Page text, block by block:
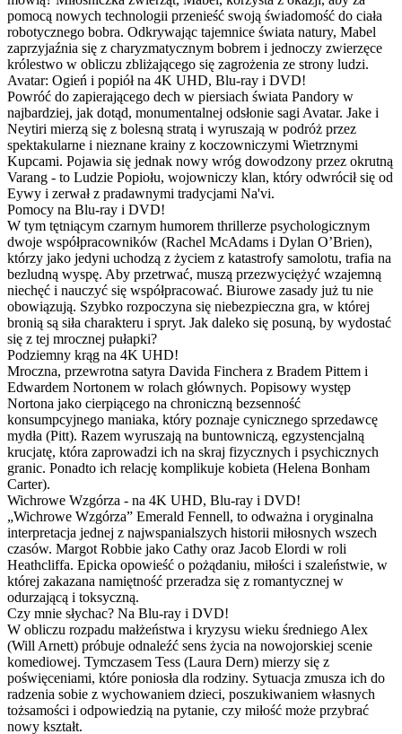
pomocą nowych technologii przenieść swoją świadomość do ciała
robotycznego bobra. Odkrywając tajemnice świata natury, Mabel
zaprzyjaźnia się z charyzmatycznym bobrem i jednoczy zwierzęce
królestwo w obliczu zbliżającego się zagrożenia ze strony ludzi.
Avatar: Ogień i popiół na 4K UHD, Blu-ray i DVD!
Powróć do zapierającego dech w piersiach świata Pandory w
najbardziej, jak dotąd, monumentalnej odsłonie sagi Avatar. Jake i
Neytiri mierzą się z bolesną stratą i wyruszają w podróż przez
spektakularne i nieznane krainy z koczowniczymi Wietrznymi
Kupcami. Pojawia się jednak nowy wróg dowodzony przez okrutną
Varang - to Ludzie Popiołu, wojowniczy klan, który odwrócił się od
Eywy i zerwał z pradawnymi tradycjami Na'vi.
Pomocy na Blu-ray i DVD!
W tym tętniącym czarnym humorem thrillerze psychologicznym
dwoje współpracowników (Rachel McAdams i Dylan O’Brien),
którzy jako jedyni uchodzą z życiem z katastrofy samolotu, trafia na
bezludną wyspę. Aby przetrwać, muszą przezwyciężyć wzajemną
niechęć i nauczyć się współpracować. Biurowe zasady już tu nie
obowiązują. Szybko rozpoczyna się niebezpieczna gra, w której
bronią są siła charakteru i spryt. Jak daleko się posuną, by wydostać
się z tej mrocznej pułapki?
Podziemny krąg na 4K UHD!
Mroczna, przewrotna satyra Davida Finchera z Bradem Pittem i
Edwardem Nortonem w rolach głównych. Popisowy występ
Nortona jako cierpiącego na chroniczną bezsenność
konsumpcyjnego maniaka, który poznaje cynicznego sprzedawcę
mydła (Pitt). Razem wyruszają na buntowniczą, egzystencjalną
krucjatę, która zaprowadzi ich na skraj fizycznych i psychicznych
granic. Ponadto ich relację komplikuje kobieta (Helena Bonham
Carter).
Wichrowe Wzgórza - na 4K UHD, Blu-ray i DVD!
„Wichrowe Wzgórza” Emerald Fennell, to odważna i oryginalna
interpretacja jednej z najwspanialszych historii miłosnych wszech
czasów. Margot Robbie jako Cathy oraz Jacob Elordi w roli
Heathcliffa. Epicka opowieść o pożądaniu, miłości i szaleństwie, w
której zakazana namiętność przeradza się z romantycznej w
odurzającą i toksyczną.
Czy mnie słychac? Na Blu-ray i DVD!
W obliczu rozpadu małżeństwa i kryzysu wieku średniego Alex
(Will Arnett) próbuje odnaleźć sens życia na nowojorskiej scenie
komediowej. Tymczasem Tess (Laura Dern) mierzy się z
poświęceniami, które poniosła dla rodziny. Sytuacja zmusza ich do
radzenia sobie z wychowaniem dzieci, poszukiwaniem własnych
tożsamości i odpowiedzią na pytanie, czy miłość może przybrać
nowy kształt.